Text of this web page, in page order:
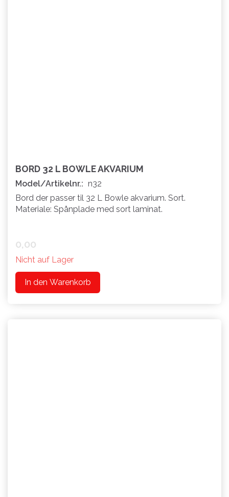
BORD 32 L BOWLE AKVARIUM
Model/Artikelnr.: n32
Bord der passer til 32 L Bowle akvarium. Sort.
Materiale: Spånplade med sort laminat.
0,00
Nicht auf Lager
In den Warenkorb